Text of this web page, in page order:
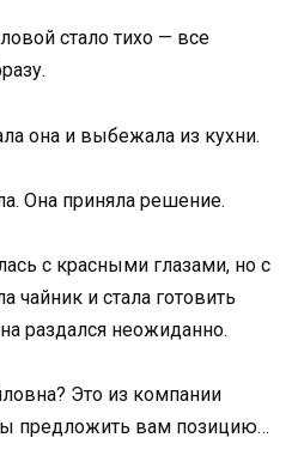
стало тихо — все
она и выбежала из кухни.
Она приняла решение.
с красными глазами, но с
чайник и стала готовить
раздался неожиданно.
Это из компании
предложить вам позицию…